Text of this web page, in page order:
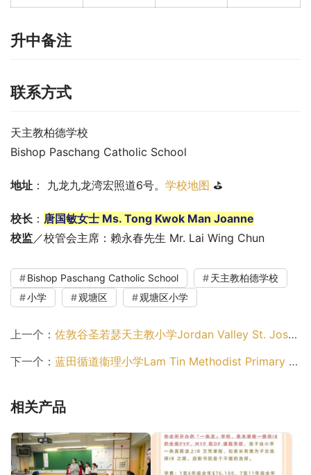
升中备注
联系方式
天主教柏德学校
Bishop Paschang Catholic School
地址 ： 九龙九龙湾宏照道6号。 学校地图 ⛳
校长 ： 唐国敏女士 Ms. Tong Kwok Man Joanne
校监／校管会主席：赖永春先生 Mr. Lai Wing Chun
Bishop Paschang Catholic School
天主教柏德学校
小学
观塘区 观塘区小学
上一个： 佐敦谷圣若瑟天主教小学Jordan Valley St. Joseph’s Catholic Primary School（观塘区小学）
下一个： 蓝田循道衞理小学Lam Tin Methodist Primary School（观塘区小学）
相关产品